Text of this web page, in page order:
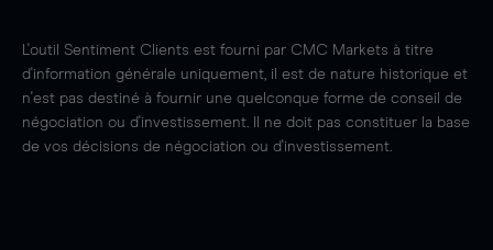
L'outil Sentiment Clients est fourni par CMC Markets à titre
d'information générale uniquement, il est de nature historique et
n'est pas destiné à fournir une quelconque forme de conseil de
négociation ou d'investissement. Il ne doit pas constituer la base
de vos décisions de négociation ou d'investissement.